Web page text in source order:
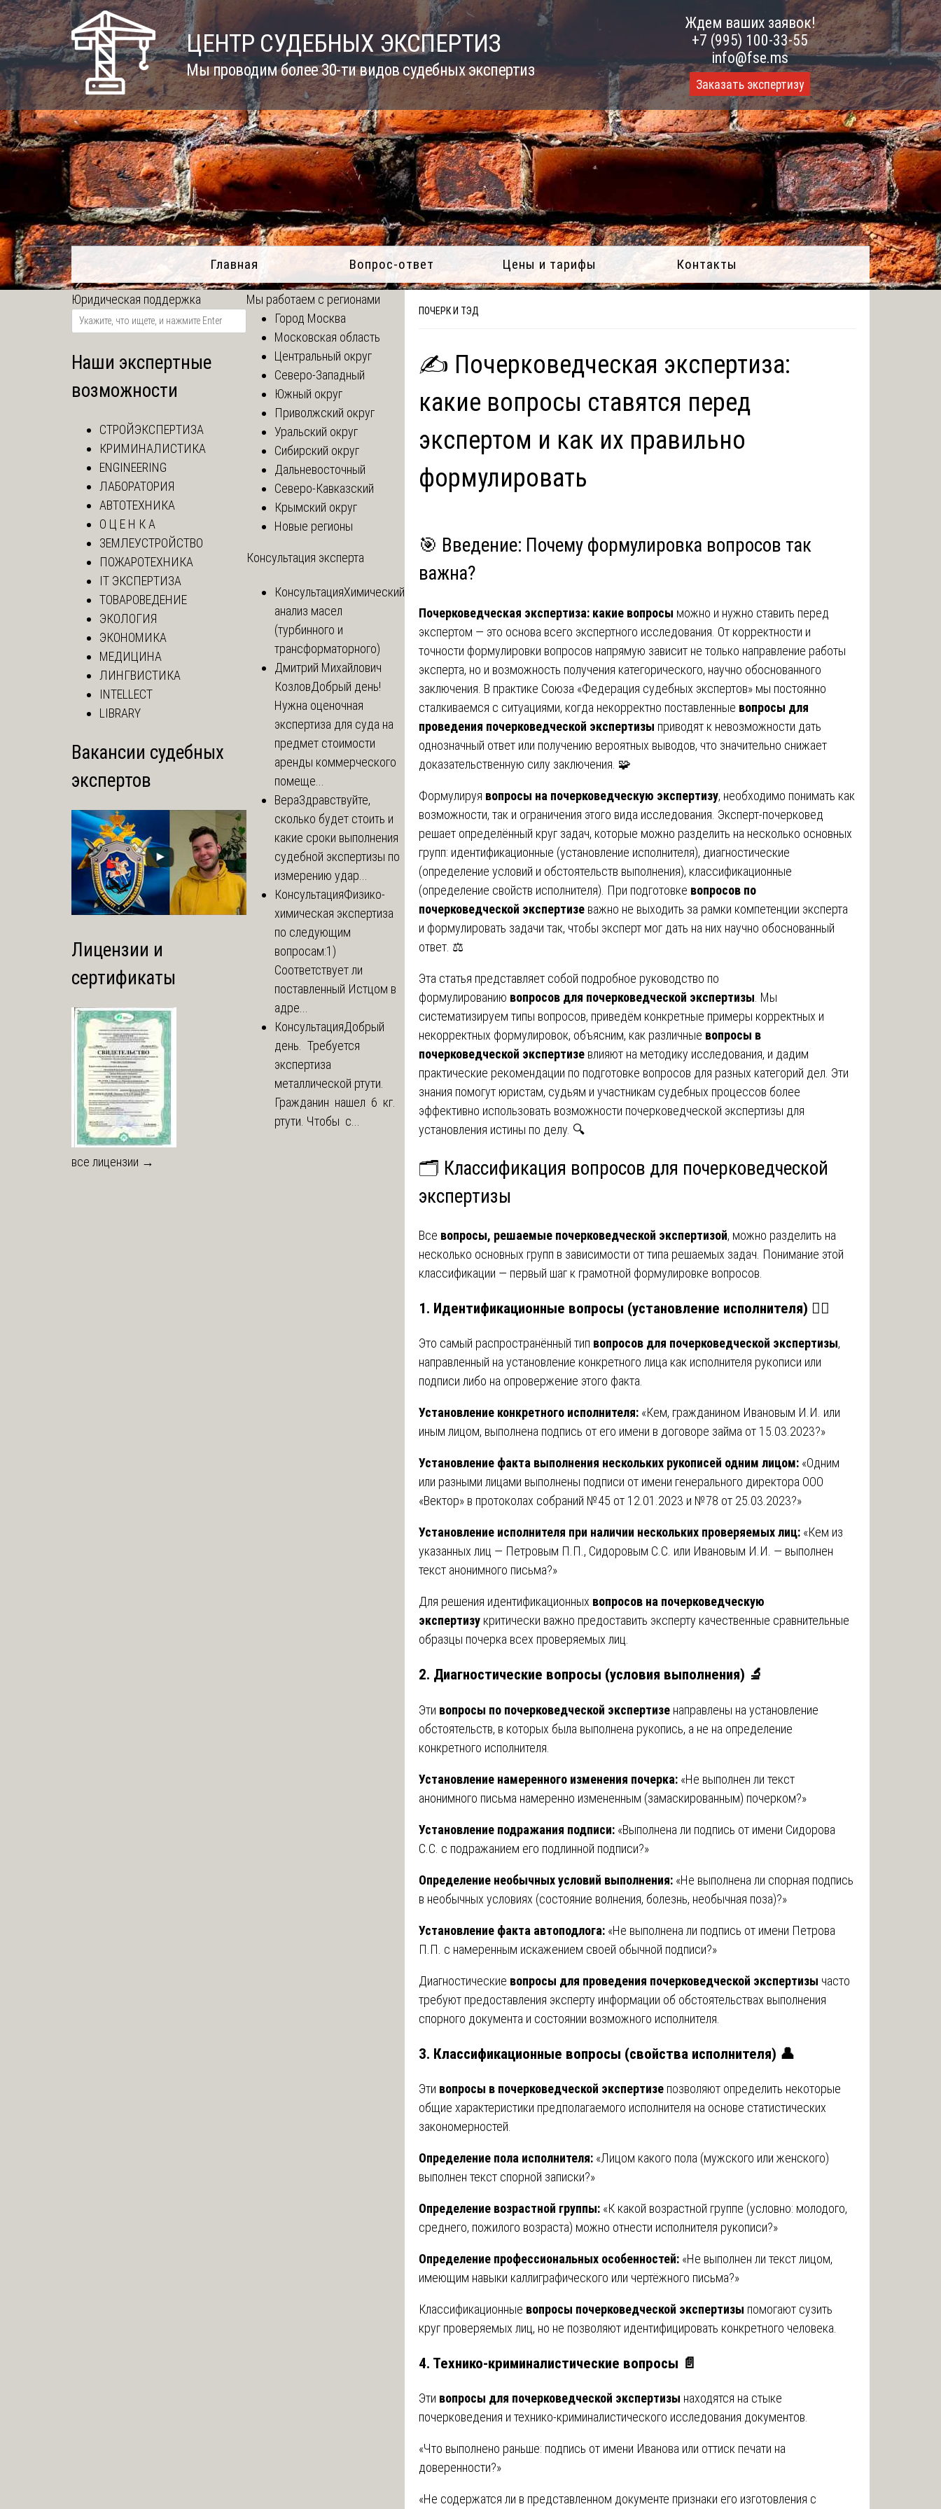
Skip
to
content
ЦЕНТР СУДЕБНЫХ ЭКСПЕРТИЗ
Мы проводим более 30-ти видов судебных экспертиз
Ждем ваших заявок!
+7 (995) 100-33-55
info@fse.ms
Заказать экспертизу
Главная Вопрос-ответ Цены и тарифы Контакты
ПОЧЕРК И ТЭД
✍️ Почерковедческая экспертиза:
какие вопросы ставятся перед
экспертом и как их правильно
формулировать
🎯 Введение: Почему формулировка вопросов так
важна?
Почерковедческая экспертиза: какие вопросы можно и нужно ставить перед
экспертом — это основа всего экспертного исследования. От корректности и
точности формулировки вопросов напрямую зависит не только направление работы
эксперта, но и возможность получения категорического, научно обоснованного
заключения. В практике Союза «Федерация судебных экспертов» мы постоянно
сталкиваемся с ситуациями, когда некорректно поставленные вопросы для
проведения почерковедческой экспертизы приводят к невозможности дать
однозначный ответ или получению вероятных выводов, что значительно снижает
доказательственную силу заключения. 🧩
Формулируя вопросы на почерковедческую экспертизу, необходимо понимать как
возможности, так и ограничения этого вида исследования. Эксперт-почерковед
решает определённый круг задач, которые можно разделить на несколько основных
групп: идентификационные (установление исполнителя), диагностические
(определение условий и обстоятельств выполнения), классификационные
(определение свойств исполнителя). При подготовке вопросов по
почерковедческой экспертизе важно не выходить за рамки компетенции эксперта
и формулировать задачи так, чтобы эксперт мог дать на них научно обоснованный
ответ. ⚖️
Эта статья представляет собой подробное руководство по
формулированию вопросов для почерковедческой экспертизы . Мы
систематизируем типы вопросов, приведём конкретные примеры корректных и
некорректных формулировок, объясним, как различные вопросы в
почерковедческой экспертизе влияют на методику исследования, и дадим
практические рекомендации по подготовке вопросов для разных категорий дел. Эти
знания помогут юристам, судьям и участникам судебных процессов более
эффективно использовать возможности почерковедческой экспертизы для
установления истины по делу. 🔍
🗂️ Классификация вопросов для почерковедческой
экспертизы
Все вопросы, решаемые почерковедческой экспертизой, можно разделить на
несколько основных групп в зависимости от типа решаемых задач. Понимание этой
классификации — первый шаг к грамотной формулировке вопросов.
1. Идентификационные вопросы (установление исполнителя) 🕵️‍♂️
Это самый распространённый тип вопросов для почерковедческой экспертизы,
направленный на установление конкретного лица как исполнителя рукописи или
подписи либо на опровержение этого факта.
Установление конкретного исполнителя: «Кем, гражданином Ивановым И.И. или
иным лицом, выполнена подпись от его имени в договоре займа от 15.03.2023?»
Установление факта выполнения нескольких рукописей одним лицом: «Одним
или разными лицами выполнены подписи от имени генерального директора ООО
«Вектор» в протоколах собраний №45 от 12.01.2023 и №78 от 25.03.2023?»
Установление исполнителя при наличии нескольких проверяемых лиц: «Кем из
указанных лиц — Петровым П.П., Сидоровым С.С. или Ивановым И.И. — выполнен
текст анонимного письма?»
Для решения идентификационных вопросов на почерковедческую
экспертизу критически важно предоставить эксперту качественные сравнительные
образцы почерка всех проверяемых лиц.
2. Диагностические вопросы (условия выполнения) 🔬
Эти вопросы по почерковедческой экспертизе направлены на установление
обстоятельств, в которых была выполнена рукопись, а не на определение
конкретного исполнителя.
Установление намеренного изменения почерка: «Не выполнен ли текст
анонимного письма намеренно измененным (замаскированным) почерком?»
Установление подражания подписи: «Выполнена ли подпись от имени Сидорова
С.С. с подражанием его подлинной подписи?»
Определение необычных условий выполнения: «Не выполнена ли спорная подпись
в необычных условиях (состояние волнения, болезнь, необычная поза)?»
Установление факта автоподлога: «Не выполнена ли подпись от имени Петрова
П.П. с намеренным искажением своей обычной подписи?»
Диагностические вопросы для проведения почерковедческой экспертизы часто
требуют предоставления эксперту информации об обстоятельствах выполнения
спорного документа и состоянии возможного исполнителя.
3. Классификационные вопросы (свойства исполнителя) 👤
Эти вопросы в почерковедческой экспертизе позволяют определить некоторые
общие характеристики предполагаемого исполнителя на основе статистических
закономерностей.
Определение пола исполнителя: «Лицом какого пола (мужского или женского)
выполнен текст спорной записки?»
Определение возрастной группы: «К какой возрастной группе (условно: молодого,
среднего, пожилого возраста) можно отнести исполнителя рукописи?»
Определение профессиональных особенностей: «Не выполнен ли текст лицом,
имеющим навыки каллиграфического или чертёжного письма?»
Классификационные вопросы почерковедческой экспертизы помогают сузить
круг проверяемых лиц, но не позволяют идентифицировать конкретного человека.
4. Технико-криминалистические вопросы 📄
Эти вопросы для почерковедческой экспертизы находятся на стыке
почерковедения и технико-криминалистического исследования документов.
«Что выполнено раньше: подпись от имени Иванова или оттиск печати на
доверенности?»
«Не содержатся ли в представленном документе признаки его изготовления с
Юридическая поддержка
Наши экспертные
возможности
СТРОЙЭКСПЕРТИЗА
КРИМИНАЛИСТИКА
ENGINEERING
ЛАБОРАТОРИЯ
АВТОТЕХНИКА
О Ц Е Н К А
ЗЕМЛЕУСТРОЙСТВО
ПОЖАРОТЕХНИКА
IT ЭКСПЕРТИЗА
ТОВАРОВЕДЕНИЕ
ЭКОЛОГИЯ
ЭКОНОМИКА
МЕДИЦИНА
ЛИНГВИСТИКА
INTELLECT
LIBRARY
Вакансии судебных
экспертов
Лицензии и
сертификаты
все лицензии →
Мы работаем с регионами
Город Москва
Московская область
Центральный округ
Северо-Западный
Южный округ
Приволжский округ
Уральский округ
Сибирский округ
Дальневосточный
Северо-Кавказский
Крымский округ
Новые регионы
Консультация эксперта
КонсультацияХимический
анализ масел
(турбинного и
трансформаторного)
Дмитрий Михайлович
КозловДобрый день!
Нужна оценочная
экспертиза для суда на
предмет стоимости
аренды коммерческого
помеще...
ВераЗдравствуйте,
сколько будет стоить и
какие сроки выполнения
судебной экспертизы по
измерению удар...
КонсультацияФизико-
химическая экспертиза
по следующим
вопросам:1)
Соответствует ли
поставленный Истцом в
адре...
КонсультацияДобрый
день. Требуется
экспертиза
металлической ртути.
Гражданин нашел 6 кг.
ртути. Чтобы с...